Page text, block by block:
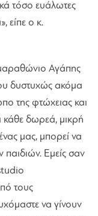
τόσο ευάλωτες
», είπε ο κ.
Αγάπης
δυστυχώς ακόμα
της φτώχειας και
κάθε δωρεά, μικρή
μας, μπορεί να
παιδιών. Εμείς σαν
τους
να γίνουν